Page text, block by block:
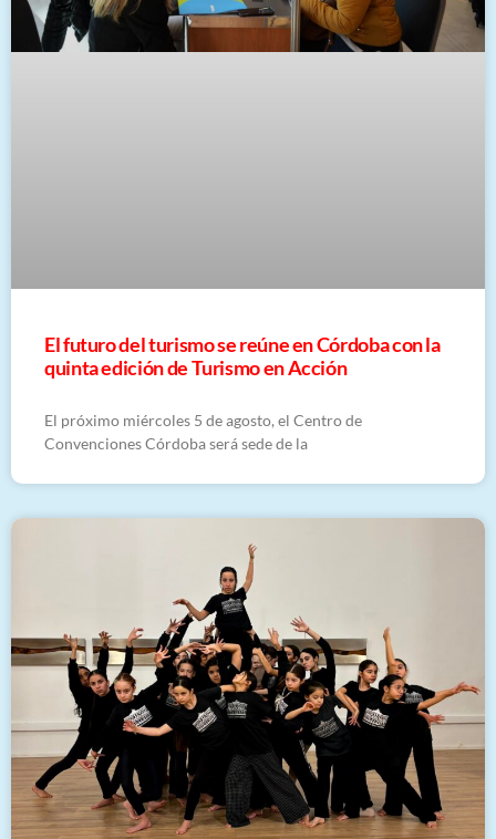
El futuro del turismo se reúne en Córdoba con la
quinta edición de Turismo en Acción
El próximo miércoles 5 de agosto, el Centro de
Convenciones Córdoba será sede de la